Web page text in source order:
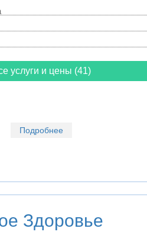
услуги и цены (41)
Подробнее
Здоровье